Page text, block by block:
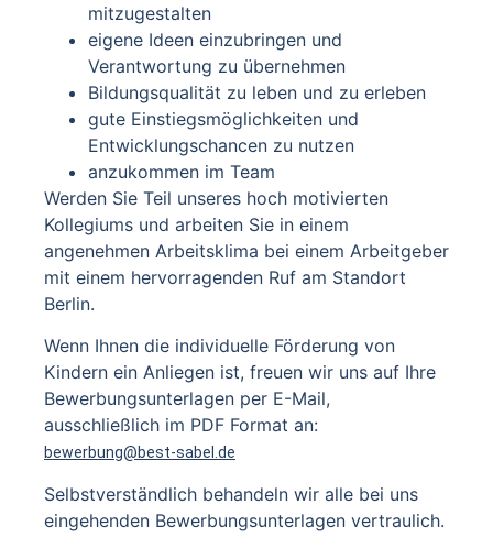
mitzugestalten
eigene Ideen einzubringen und
Verantwortung zu übernehmen
Bildungsqualität zu leben und zu erleben
gute Einstiegsmöglichkeiten und
Entwicklungschancen zu nutzen
anzukommen im Team
Werden Sie Teil unseres hoch motivierten
Kollegiums und arbeiten Sie in einem
angenehmen Arbeitsklima bei einem Arbeitgeber
mit einem hervorragenden Ruf am Standort
Berlin.
Wenn Ihnen die individuelle Förderung von
Kindern ein Anliegen ist, freuen wir uns auf Ihre
Bewerbungsunterlagen per E-Mail,
ausschließlich im PDF Format an:
bewerbung@best-sabel.de
Selbstverständlich behandeln wir alle bei uns
eingehenden Bewerbungsunterlagen vertraulich.